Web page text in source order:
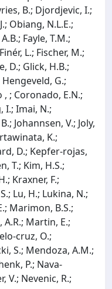
B.; Djordjevic, I.;
Obiang, N.L.E.;
Fayle, T.M.;
L.; Fischer, M.;
D.; Glick, H.B.;
G.;
; Coronado, E.N.;
I.; Imai, N.;
Johannsen, V.; Joly,
K.;
D.; Kepfer‐rojas,
T.; Kim, H.S.;
Kraxner, F.;
Lu, H.; Lukina, N.;
Marimon, B.S.;
Martin, E.;
O.;
S.; Mendoza, A.M.;
P.; Nava‐
V.; Nevenic, R.;